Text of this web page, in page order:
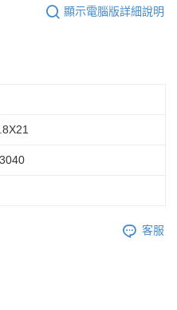
顯示電腦版詳細說明
客服